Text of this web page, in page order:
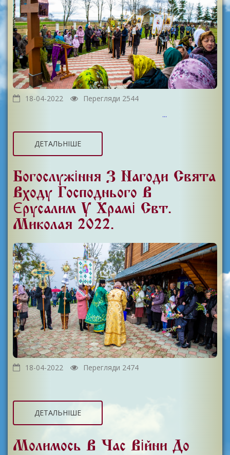
18-04-2022 Перегляди 2544
...
ДЕТАЛЬНІШЕ
Богослужіння З Нагоди Свята
Входу Господнього В
Єрусалим У Храмі Свт.
Миколая 2022.
18-04-2022 Перегляди 2474
ДЕТАЛЬНІШЕ
Молимось В Час Війни До